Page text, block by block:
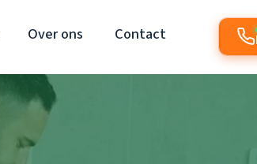
Over ons Contact